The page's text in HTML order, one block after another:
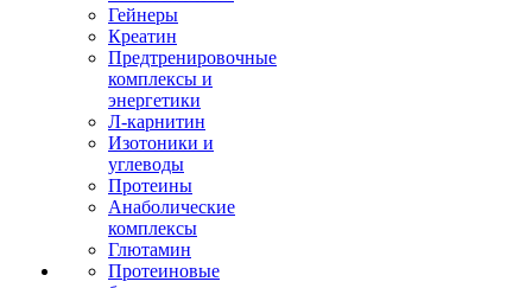
Гейнеры
Креатин
Предтренировочные
комплексы и
энергетики
Л-карнитин
Изотоники и
углеводы
Протеины
Анаболические
комплексы
Глютамин
Протеиновые